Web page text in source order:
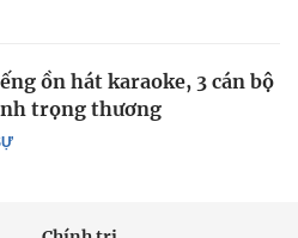
ồn hát karaoke, 3 cán bộ
trọng thương